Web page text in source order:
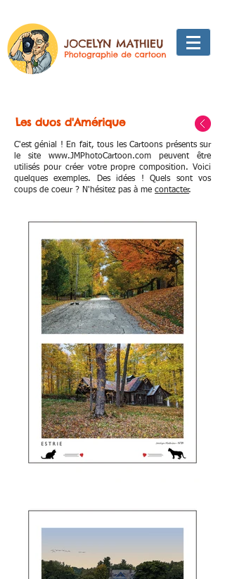
Les duos d'Amérique
C'est génial ! En fait, tous les Cartoons présents sur
le site www.JMPhotoCartoon.com peuvent être
utilisés pour créer votre propre composition. Voici
quelques exemples. Des idées ! Quels sont vos
coups de coeur ? N'hésitez pas à me contacter.